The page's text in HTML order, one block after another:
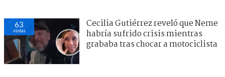
63
visitas
Cecilia Gutiérrez reveló que Neme
habría sufrido crisis mientras
grababa tras chocar a motociclista